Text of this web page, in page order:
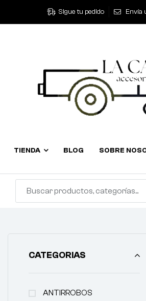
Sigue tu pedido Envía
TIENDA BLOG SOBRE
CATEGORIAS
ANTIRROBOS